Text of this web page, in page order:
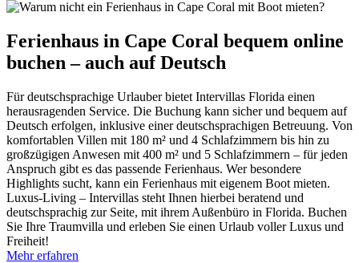
Ferienhaus in Cape Coral bequem online
buchen – auch auf Deutsch
Für deutschsprachige Urlauber bietet Intervillas Florida einen
herausragenden Service. Die Buchung kann sicher und bequem auf
Deutsch erfolgen, inklusive einer deutschsprachigen Betreuung. Von
komfortablen Villen mit 180 m² und 4 Schlafzimmern bis hin zu
großzügigen Anwesen mit 400 m² und 5 Schlafzimmern – für jeden
Anspruch gibt es das passende Ferienhaus. Wer besondere
Highlights sucht, kann ein Ferienhaus mit eigenem Boot mieten.
Luxus-Living – Intervillas steht Ihnen hierbei beratend und
deutschsprachig zur Seite, mit ihrem Außenbüro in Florida. Buchen
Sie Ihre Traumvilla und erleben Sie einen Urlaub voller Luxus und
Freiheit!
Mehr erfahren